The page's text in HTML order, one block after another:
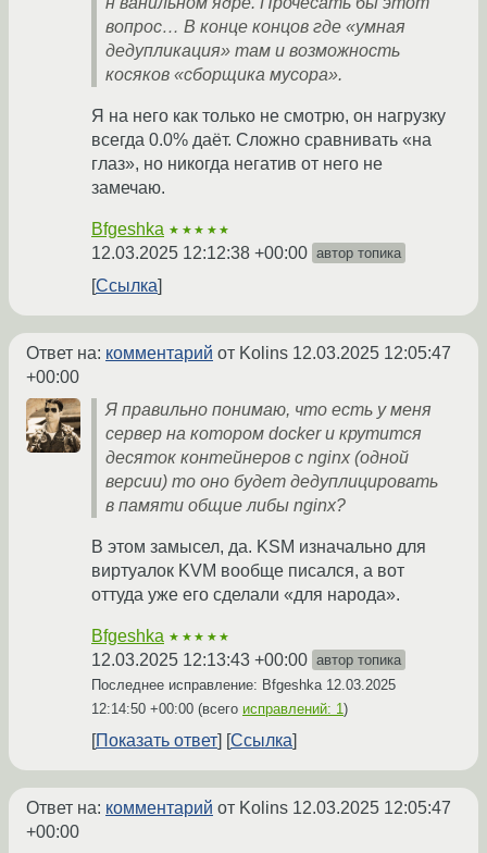
вопрос… В конце концов где «умная
дедупликация» там и возможность
косяков «сборщика мусора».
Я на него как только не смотрю, он нагрузку
всегда 0.0% даёт. Сложно сравнивать «на
глаз», но никогда негатив от него не
замечаю.
Bfgeshka ★★★★★
12.03.2025 12:12:38 +00:00 автор топика
Ссылка
Ответ на: комментарий от Kolins 12.03.2025 12:05:47
+00:00
Я правильно понимаю, что есть у меня
сервер на котором docker и крутится
десяток контейнеров с nginx (одной
версии) то оно будет дедуплицировать
в памяти общие либы nginx?
В этом замысел, да. KSM изначально для
виртуалок KVM вообще писался, а вот
оттуда уже его сделали «для народа».
Bfgeshka ★★★★★
12.03.2025 12:13:43 +00:00 автор топика
Последнее исправление: Bfgeshka 12.03.2025
12:14:50 +00:00 (всего исправлений: 1)
Показать ответ Ссылка
Ответ на: комментарий от Kolins 12.03.2025 12:05:47
+00:00